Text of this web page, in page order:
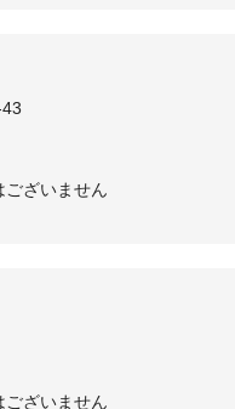
ございません
ございません